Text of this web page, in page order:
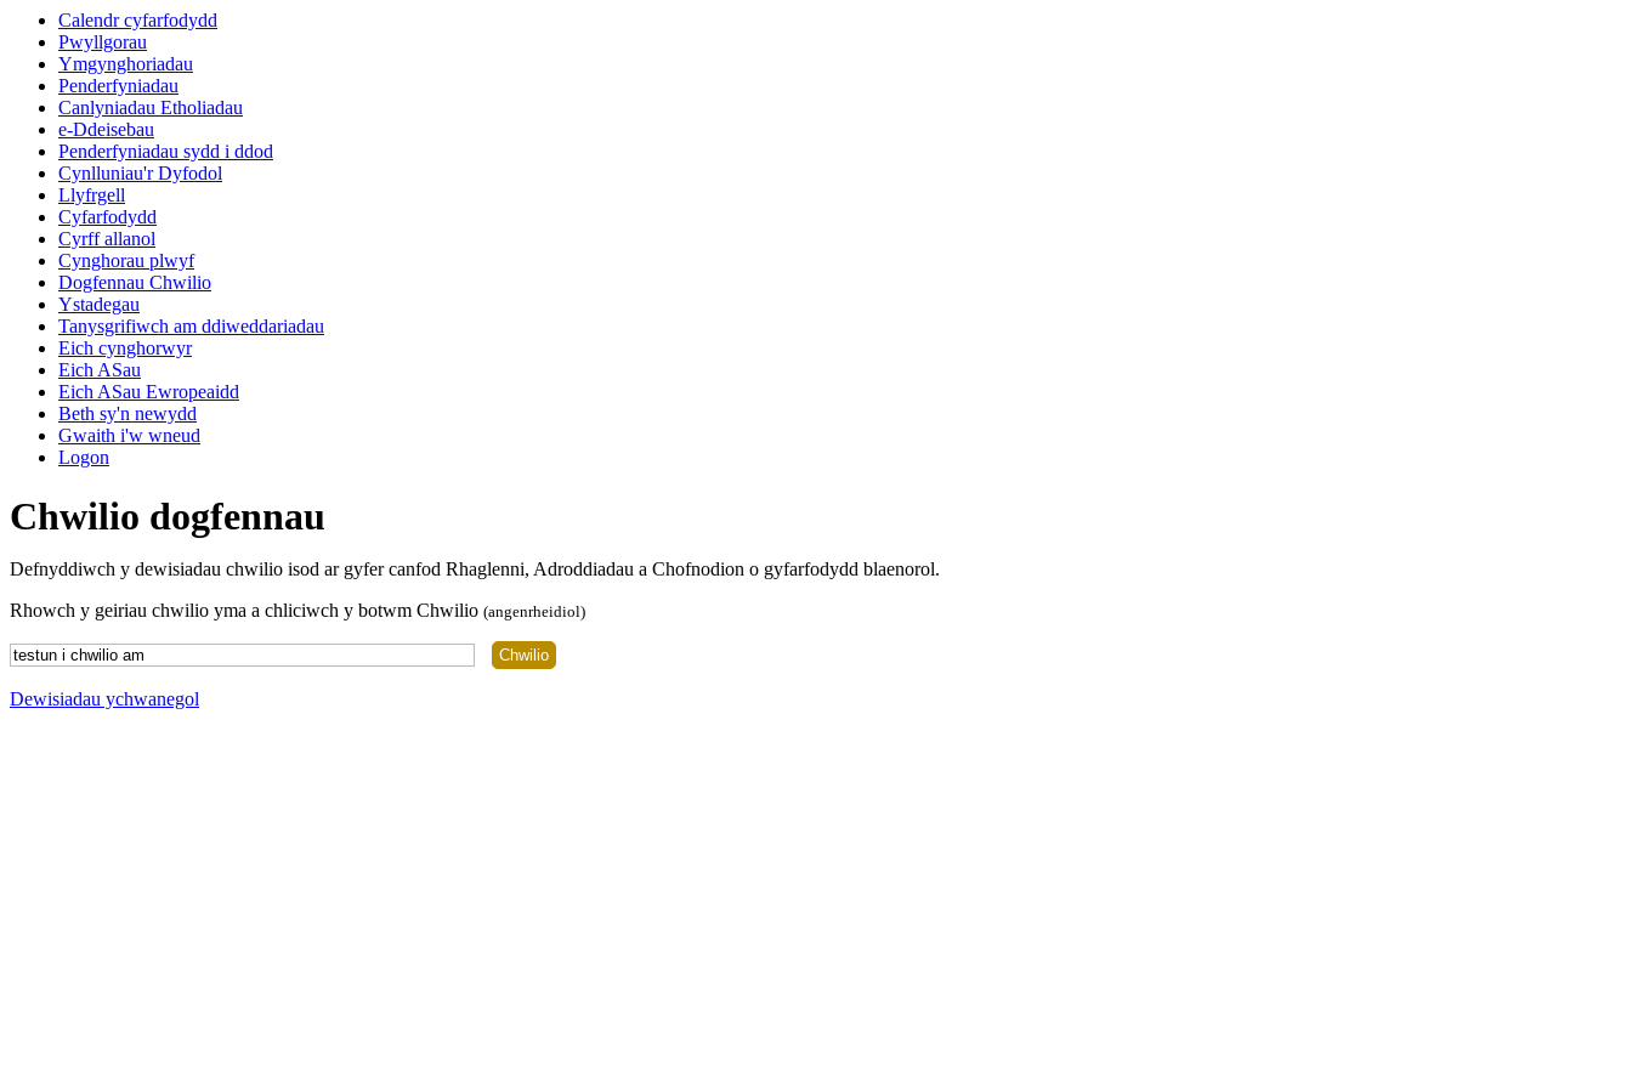
Calendr cyfarfodydd
Pwyllgorau
Ymgynghoriadau
Penderfyniadau
Canlyniadau Etholiadau
e-Ddeisebau
Penderfyniadau sydd i ddod
Cynlluniau'r Dyfodol
Llyfrgell
Cyfarfodydd
Cyrff allanol
Cynghorau plwyf
Dogfennau Chwilio
Ystadegau
Tanysgrifiwch am ddiweddariadau
Eich cynghorwyr
Eich ASau
Eich ASau Ewropeaidd
Beth sy'n newydd
Gwaith i'w wneud
Logon
Chwilio dogfennau
Defnyddiwch y dewisiadau chwilio isod ar gyfer canfod Rhaglenni, Adroddiadau a Chofnodion o gyfarfodydd blaenorol.
Rhowch y geiriau chwilio yma a chliciwch y botwm Chwilio (angenrheidiol)
Dewisiadau ychwanegol